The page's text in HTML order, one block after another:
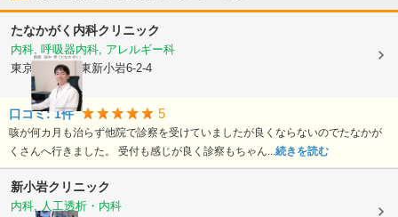
たなかがく内科クリニック
内科, 呼吸器内科, アレルギー科
東京都葛飾区
東新小岩6-2-4
口コミ: 1件 5
咳が何カ月も治らず他院で診察を受けていましたが良くならないのでたなかが
くさんへ行きました。 受付も感じが良く診察もちゃん...続きを読む
新小岩クリニック
内科, 人工透析・内科